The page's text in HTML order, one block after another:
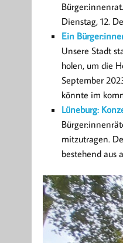
Dienstag, 12.
Ein
Unsere Stadt
holen, um die
September
könnte im
Lüneburg:
mitzutragen.
bestehend aus